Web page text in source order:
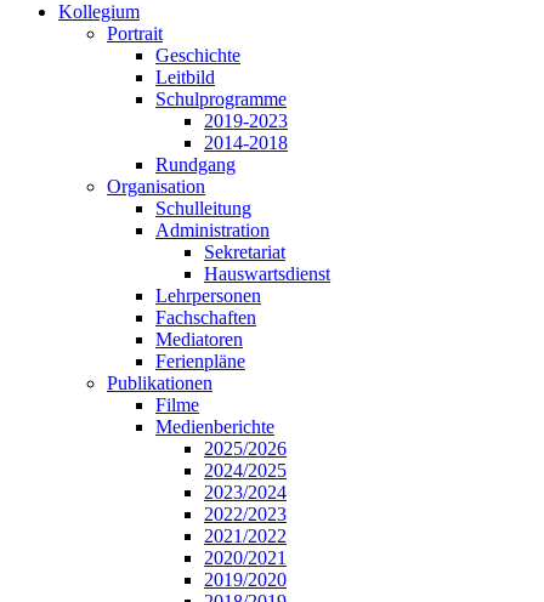
Kollegium
Portrait
Geschichte
Leitbild
Schulprogramme
2019-2023
2014-2018
Rundgang
Organisation
Schulleitung
Administration
Sekretariat
Hauswartsdienst
Lehrpersonen
Fachschaften
Mediatoren
Ferienpläne
Publikationen
Filme
Medienberichte
2025/2026
2024/2025
2023/2024
2022/2023
2021/2022
2020/2021
2019/2020